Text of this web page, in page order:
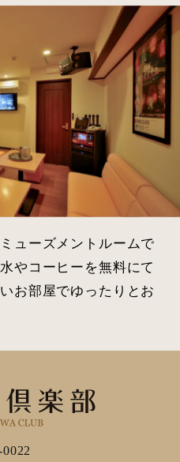
ューズメントルームで
やコーヒーを無料にて
お部屋でゆったりとお